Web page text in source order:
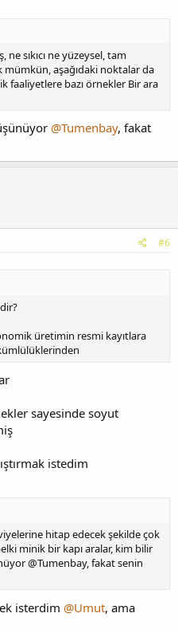
ne sıkıcı ne yüzeysel, tam
mümkün, aşağıdaki noktalar da
faaliyetlere bazı örnekler Bir ara
@Tumenbay, fakat
#6
üretimin resmi kayıtlara
sayesinde soyut
istedim
hitap edecek şekilde çok
minik bir kapı aralar, kim bilir
@Tumenbay, fakat senin
isterdim @Umut, ama